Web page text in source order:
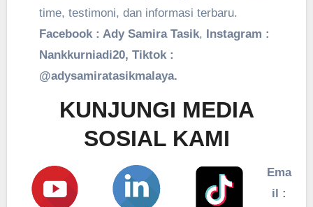
time, testimoni, dan informasi terbaru.
Facebook : Ady Samira Tasik,
Instagram :
Nankkurniadi20, Tiktok :
@adysamiratasikmalaya.
KUNJUNGI MEDIA
SOSIAL KAMI
Ema
il :